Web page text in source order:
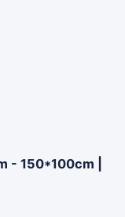
- 150*100cm |